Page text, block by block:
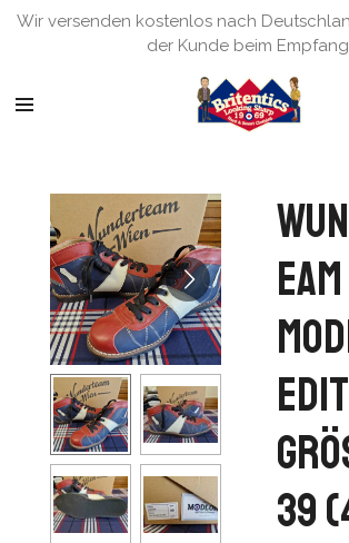
Zum
Wir versenden kostenlos nach
der Kunde beim Empfang.
39